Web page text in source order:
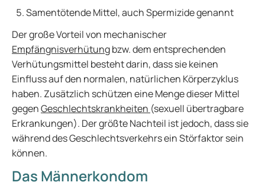
Samentötende Mittel, auch Spermizide genannt
Der große Vorteil von mechanischer
Empfängnisverhütungbzw. dem entsprechenden
Verhütungsmittel besteht darin, dass sie keinen
Einfluss auf den normalen, natürlichen Körperzyklus
haben. Zusätzlich schützen eine Menge dieser Mittel
gegenGeschlechtskrankheiten (sexuell übertragbare
Erkrankungen). Der größte Nachteil ist jedoch, dass sie
während des Geschlechtsverkehrs ein Störfaktor sein
können.
Das Männerkondom